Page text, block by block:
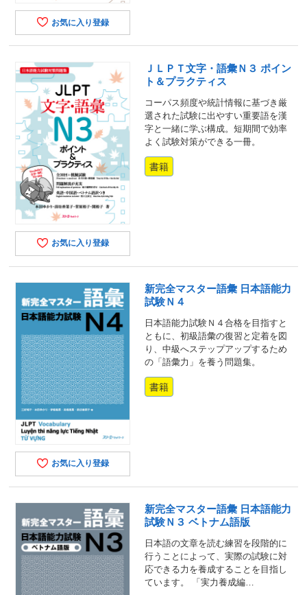
お気に入り登録
お気に入り登録
ＪＬＰＴ文字・語彙Ｎ３ ポイン
ト＆プラクティス
コーパス頻度や統計情報に基づき厳
選された試験に出やすい重要語を漢
字と一緒に学ぶ構成。短期間で効率
よく試験対策ができる一冊。
書籍
お気に入り登録
新完全マスター語彙 日本語能力
試験Ｎ４
日本語能力試験Ｎ４合格を目指すと
ともに、初級語彙の復習と定着を図
り、中級へステップアップするため
の「語彙力」を養う問題集。
書籍
新完全マスター語彙 日本語能力
試験Ｎ３ ベトナム語版
日本語の文章を読む練習を段階的に
行うことによって、実際の試験に対
応できる力を養成することを目指し
ています。 「実力養成編…